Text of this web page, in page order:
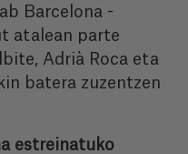
Barcelona -
atalean parte
Adrià Roca eta
batera zuzentzen
estreinatuko